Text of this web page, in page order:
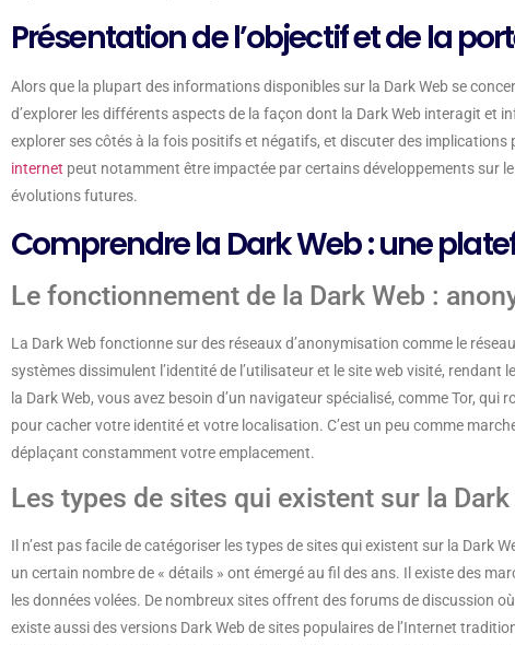
Présentation de l’objectif et de la
Alors que la plupart des informations disponibles sur la Dark Web se
d’explorer les différents aspects de la façon dont la Dark Web interagit et
explorer ses côtés à la fois positifs et négatifs, et discuter des implications
internet peut notamment être impactée par certains développements sur
évolutions futures.
Comprendre la Dark Web : une
Le fonctionnement de la Dark Web :
La Dark Web fonctionne sur des réseaux d’anonymisation comme le
systèmes dissimulent l’identité de l’utilisateur et le site web visité,
la Dark Web, vous avez besoin d’un navigateur spécialisé, comme Tor,
pour cacher votre identité et votre localisation. C’est un peu comme
déplaçant constamment votre emplacement.
Les types de sites qui existent sur la Dark
Il n’est pas facile de catégoriser les types de sites qui existent sur la Dark
un certain nombre de « détails » ont émergé au fil des ans. Il existe des
les données volées. De nombreux sites offrent des forums de discussion
existe aussi des versions Dark Web de sites populaires de l’Internet